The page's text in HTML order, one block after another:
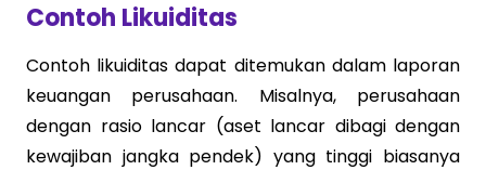
Contoh Likuiditas
Contoh likuiditas dapat ditemukan dalam laporan
keuangan perusahaan. Misalnya, perusahaan
dengan rasio lancar (aset lancar dibagi dengan
kewajiban jangka pendek) yang tinggi biasanya